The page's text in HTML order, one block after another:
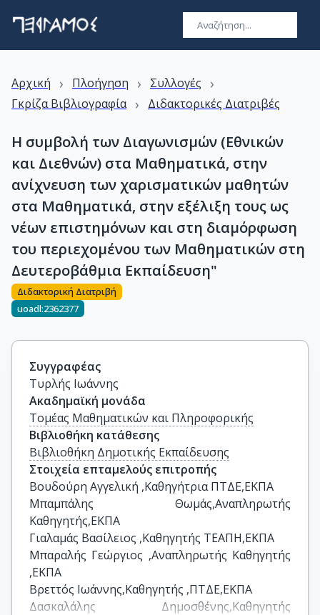
Αρχική › Πλοήγηση › Συλλογές ›
Γκρίζα Βιβλιογραφία › Διδακτορικές Διατριβές
Η συμβολή των Διαγωνισμών (Εθνικών
και Διεθνών) στα Μαθηματικά, στην
ανίχνευση των χαρισματικών μαθητών
στα Μαθηματικά, στην εξέλιξη τους ως
νέων επιστημόνων και στη διαμόρφωση
του περιεχομένου των Μαθηματικών στη
Δευτεροβάθμια Εκπαίδευση"
Διδακτορική Διατριβή
uoadl:2362377
Συγγραφέας
Τυρλής Ιωάννης
Ακαδημαϊκή μονάδα
Τομέας Μαθηματικών και Πληροφορικής
Βιβλιοθήκη κατάθεσης
Βιβλιοθήκη Δημοτικής Εκπαίδευσης
Στοιχεία επταμελούς επιτροπής
Βουδούρη Αγγελική ,Καθηγήτρια ΠΤΔΕ,ΕΚΠΑ
Μπαμπάλης Θωμάς,Αναπληρωτής
Καθηγητής,ΕΚΠΑ
Γιαλαμάς Βασίλειος ,Καθηγητής ΤΕΑΠΗ,ΕΚΠΑ
Μπαραλής Γεώργιος ,Αναπληρωτής Καθηγητής
,ΕΚΠΑ
Βρεττός Ιωάννης,Καθηγητής ,ΠΤΔΕ,ΕΚΠΑ
Δασκαλάλης Δημοσθένης,Καθηγητής